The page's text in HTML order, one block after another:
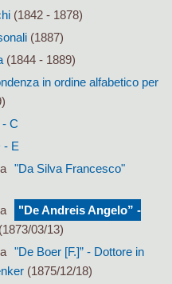
(1842 - 1878)
(1887)
(1844 - 1889)
in ordine alfabetico per
- C
- E
"Da Silva Francesco"
"De Andreis Angelo” -
(1873/03/13)
"De Boer [F.]” - Dottore in
(1875/12/18)